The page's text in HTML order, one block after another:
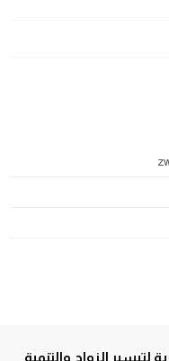
الزواج والتنمية